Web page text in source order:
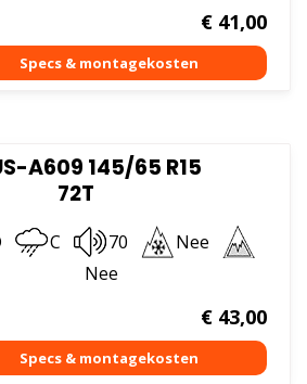
€41,00
A609 145/65 R15
72T
C 70
Nee
Nee
€43,00